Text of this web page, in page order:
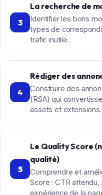
3
La recherche de
Identifier les bons
types de
trafic inutile.
4
Rédiger des
Construire des
(RSA) qui
assets et extensions.
5
Le Quality Score
qualité)
Comprendre et
Score : CTR
expérience de la